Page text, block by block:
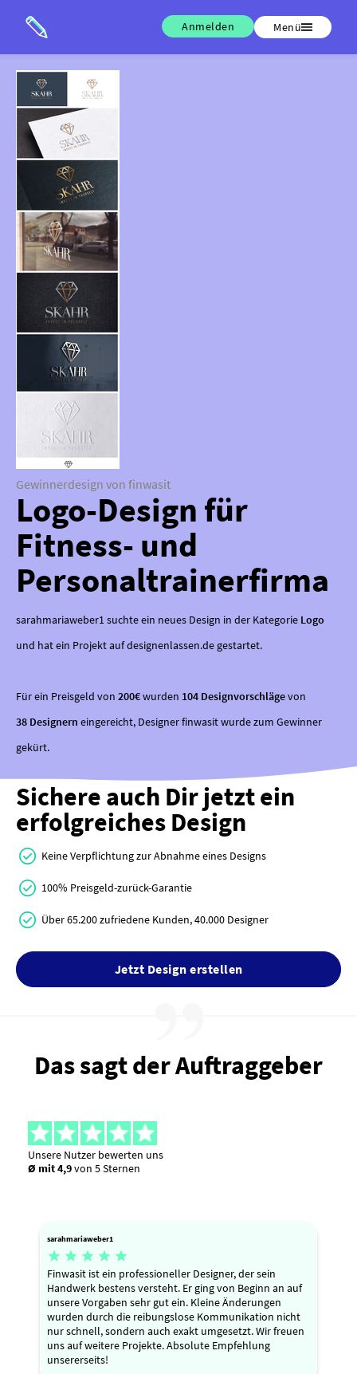
Anmelden Menü
Gewinnerdesign von finwasit
Logo-Design für
Fitness- und
Personaltrainerfirma
sarahmariaweber1 suchte ein neues Design in der Kategorie Logo
und hat ein Projekt auf designenlassen.de gestartet.
Für ein Preisgeld von 200€wurden 104 Designvorschlägevon
38 Designern eingereicht, Designer finwasit wurde zum Gewinner
gekürt.
Sichere auch Dir jetzt ein
erfolgreiches Design
Keine Verpflichtung zur Abnahme eines Designs
100% Preisgeld-zurück-Garantie
Über 65.200 zufriedene Kunden, 40.000 Designer
Jetzt Design erstellen
Das sagt der Auftraggeber
Unsere Nutzer bewerten uns
Ø mit 4,9von 5 Sternen
sarahmariaweber1
    
Finwasit ist ein professioneller Designer, der sein
Handwerk bestens versteht. Er ging von Beginn an auf
unsere Vorgaben sehr gut ein. Kleine Änderungen
wurden durch die reibungslose Kommunikation nicht
nur schnell, sondern auch exakt umgesetzt. Wir freuen
uns auf weitere Projekte. Absolute Empfehlung
unsererseits!